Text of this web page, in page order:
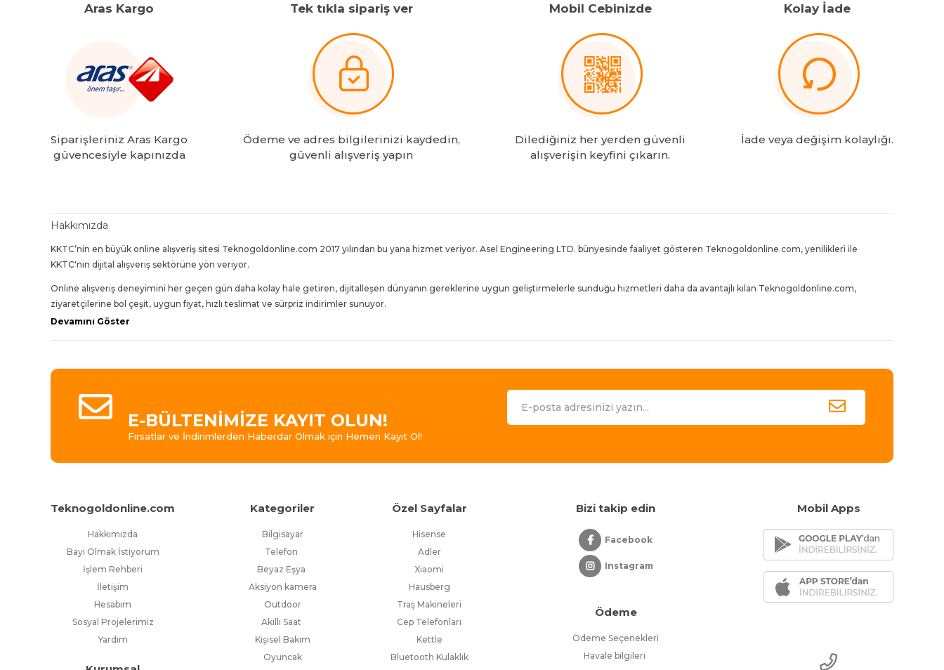
Aras Kargo
Siparişleriniz Aras Kargo
güvencesiyle kapınızda
Tek tıkla sipariş ver
Ödeme ve adres bilgilerinizi kaydedin,
güvenli alışveriş yapın
Mobil Cebinizde
Dilediğiniz her yerden güvenli
alışverişin keyfini çıkarın.
Kolay İade
İade veya değişim kolaylığı.
Hakkımızda
KKTC’nin en büyük online alışveriş sitesi Teknogoldonline.com 2017 yılından bu yana hizmet veriyor. Asel Engineering LTD. bünyesinde faaliyet gösteren Teknogoldonline.com, yenilikleri ile
KKTC'nin dijital alışveriş sektörüne yön veriyor.
Online alışveriş deneyimini her geçen gün daha kolay hale getiren, dijitalleşen dünyanın gereklerine uygun geliştirmelerle sunduğu hizmetleri daha da avantajlı kılan Teknogoldonline.com,
ziyaretçilerine bol çeşit, uygun fiyat, hızlı teslimat ve sürpriz indirimler sunuyor.
Bugün 30'dan fazla kategori içinde 4000'den fazla ürün çeşidi bulunduran site, Binlerce takipçisi ile KKTC’de e-ticaretin lideri olmanın gururunu yaşıyor.
yükseltmeye devam ediyor.
Devamını Göster
E-BÜLTENİMİZE KAYIT OLUN!
Fırsatlar ve İndirimlerden Haberdar Olmak için Hemen Kayıt Ol!
Teknogoldonline.com
Hakkımızda
Bayi Olmak İstiyorum
İşlem Rehberi
İletişim
Hesabım
Sosyal Projelerimiz
Yardım
Kategoriler
Bilgisayar
Telefon
Beyaz Eşya
Aksiyon kamera
Outdoor
Akıllı Saat
Kişisel Bakım
Oyuncak
Özel Sayfalar
Hisense
Adler
Xiaomi
Hausberg
Traş Makineleri
Cep Telefonları
Kettle
Bluetooth Kulaklık
Bizi takip edin
Facebook
Instagram
Ödeme
Ödeme Seçenekleri
Havale bilgileri
Mobil Apps